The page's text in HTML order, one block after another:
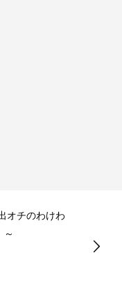
オチのわけわ
～